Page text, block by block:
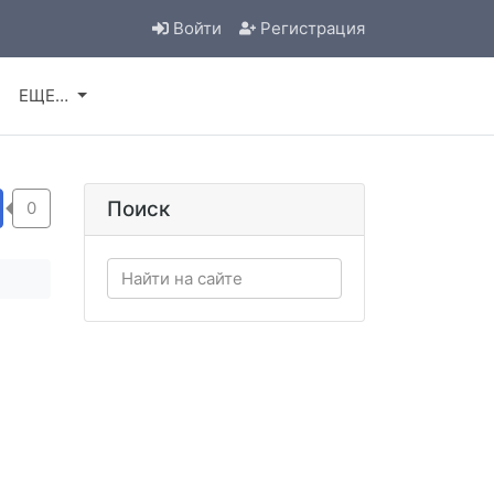
Войти Регистрация
ЕЩЕ…
0 Поиск